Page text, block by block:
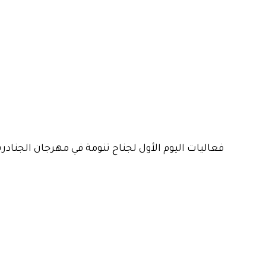
فعاليات اليوم الأول لجناح تنومة في مهرجان الجنادرية